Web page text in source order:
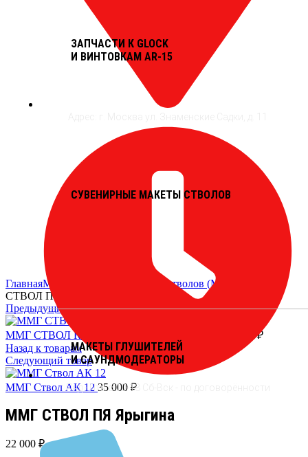
Пнд - Птн с 10-18 Сб-Вск - по договорённости
ЗАПЧАСТИ К GLOСK
И ВИНТОВКАМ AR-15
СУВЕНИРНЫЕ МАКЕТЫ СТВОЛОВ
МАКЕТЫ ГЛУШИТЕЛЕЙ
И САУНДМОДЕРАТОРЫ
Увеличить
ГлавнаяМассогабаритные макеты стволов (ММГ)
СТВОЛ ПЯ Ярыгина
Предыдущий товар
ММГ СТВОЛ RAK 63 Удлиненный с резьбой 18 000₽
Назад к товарам
Следующий товар
ММГ Ствол АК 12 35 000 ₽
ММГ СТВОЛ ПЯ Ярыгина
22 000 ₽